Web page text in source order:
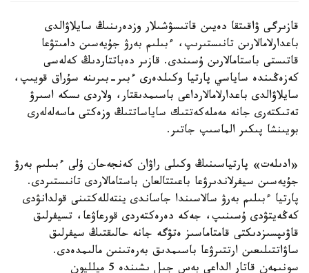
قازىرگى ۋاقىتقا دەيىن قاتىسۋشىلار وزدەرىنىڭ سايلاۋالدى
باعدارلامالارىن تانىستىرىپ، ءبىلىم بەرۋ جۇيەسىن دامىتۋعا
قاتىستى باستامالارىن ۇسىندى. قازىر دەباتتاردىڭ كەلەسى
كەزەڭىندە ساياسي پارتيا وكىلدەرى ءبىر-بىرىنە سۇراق قويىپ،
سايلاۋالدى باعدارلامالارداعى باسىمدىقتار، ولاردى ىسكە اسىرۋ
تەتىكتەرى جانە مەملەكەتتىك ساياساتتىڭ وزەكتى ماسەلەلەرى
بويىنشا پىكىر الماسىپ جاتىر.
«ادىلەت» پارتياسىنىڭ وكىلى راۋان كەنجەحان ۇلى ءبىلىم بەرۋ
جۇيەسىن سيفرلاندىرۋعا باعىتتالعان باستامالاردى تانىستىردى.
پارتيا ءبىلىم بەرۋ سالاسىندا جاساندى ينتەللەكتىنى قولدانۋدى
كەڭەيتۋدى ۇسىنىپ، جەكە دەرەكتەردى قورعاۋعا، تسيفرلىق
قاۋىپسىزدىكتى قامتاماسىز ەتۋگە جانە حالىقتىڭ سيفرلىق
ساۋاتتىلىعىن ارتتىرۋعا باسىمدىق بەرەتىنىن مالىمدەدى.
سونىمەن قاتار الداعى بەس جىل ىشىندە 5 ميلليون